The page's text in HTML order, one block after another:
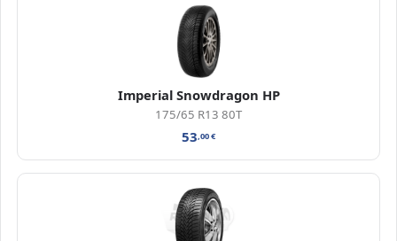
Imperial Snowdragon HP
175/65 R13 80T
53,00€